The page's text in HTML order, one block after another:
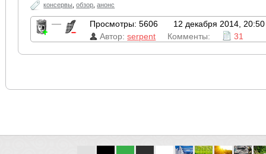
консервы ,обзор ,анонс
— Просмотры: 5606
12 декабря 2014, 20:50
Автор:serpent Комменты: 31